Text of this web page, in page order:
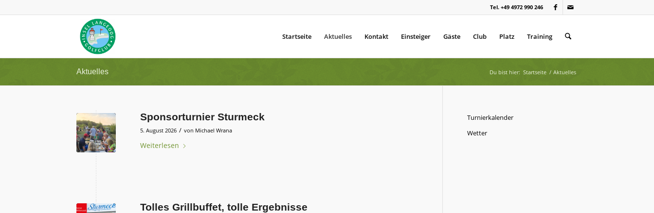
Tel. +49 4972 990 246
Startseite Aktuelles Kontakt Einsteiger Gäste Club Platz Training
Aktuelles Du bist hier: Startseite / Aktuelles
Sponsorturnier Sturmeck
5. August 2026 / von Michael Wrana
Weiterlesen
Tolles Grillbuffet, tolle Ergebnisse
Turnierkalender
Wetter